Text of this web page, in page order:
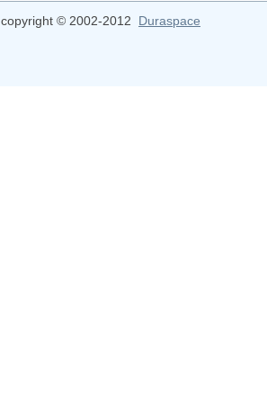
copyright © 2002-2012 Duraspace